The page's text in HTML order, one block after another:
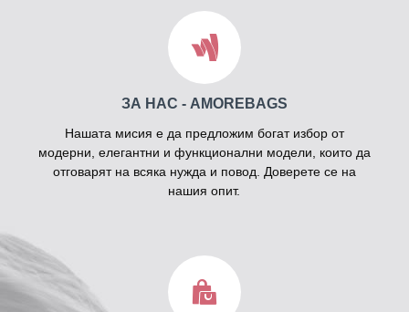
ЗА НАС - AMOREBAGS
Нашата мисия е да предложим богат избор от
модерни, елегантни и функционални модели, които да
отговарят на всяка нужда и повод. Доверете се на
нашия опит.